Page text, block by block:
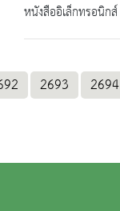
หนังสืออิเล็กทรอนิกส์
2693 2694